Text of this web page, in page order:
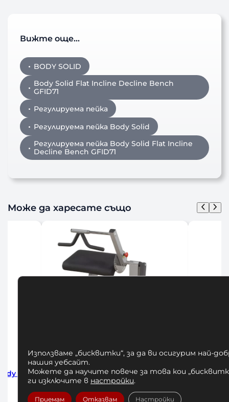
Вижте още…
BODY SOLID
Body Solid Flat Incline Decline Bench
GFID71
Регулируема пейка
Регулируема пейка Body Solid
Регулируема пейка Body Solid Flat Incline
Decline Bench GFID71
Може да харесате също
ВИСИЛКА ЗА НАБИРАНЕ И
КОФИЧКИ BODY SOLID PVKC83X
385,00€/ 752,99 лв.
Използваме „бисквитки“, за да ви осигурим най-
нашия уебсайт.
Можете да научите повече за това кои
ги изключите в настройки.
Приемам Отказвам Настройки